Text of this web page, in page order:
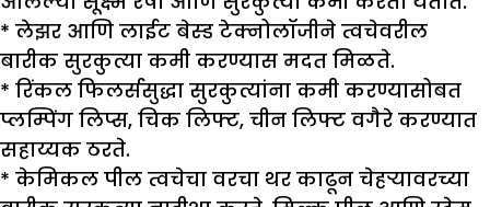
* लेझर आणि लाईट बेस्ड टेक्नोलॉजीने त्वचेवरील
बारीक सुरकुत्या कमी करण्यास मदत मिळते.
* रिंकल फिलर्ससुद्धा सुरकुत्यांना कमी करण्यासोबत
प्लम्पिंग लिप्स, चिक लिफ्ट, चीन लिफ्ट वगैरे करण्यात
सहाय्यक ठरते.
* केमिकल पील त्वचेचा वरचा थर काढून चेहऱ्यावरच्या